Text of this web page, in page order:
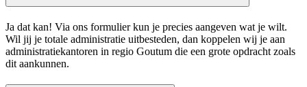
Ja dat kan! Via ons formulier kun je precies aangeven wat je wilt.
Wil jij je totale administratie uitbesteden, dan koppelen wij je aan
administratiekantoren in regio Goutum die een grote opdracht zoals
dit aankunnen.